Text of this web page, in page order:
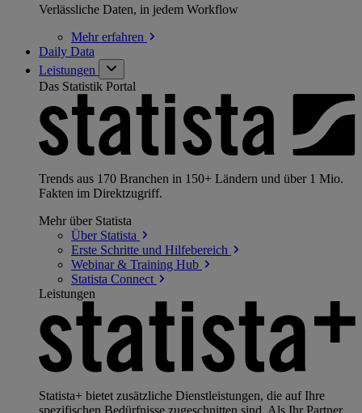
Verlässliche Daten, in jedem Workflow
Mehrerfahren
Daily Data
Leistungen
Das Statistik Portal
Trends aus 170 Branchen in 150+ Ländern und über 1 Mio.
Fakten im Direktzugriff.
Mehr über Statista
Über Statista
Erste Schritte und Hilfebereich
Webinar & Training Hub
Statista Connect
Leistungen
Statista+ bietet zusätzliche Dienstleistungen, die auf Ihre
spezifischen Bedürfnisse zugeschnitten sind. Als Ihr Partner